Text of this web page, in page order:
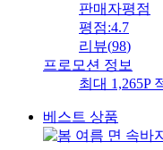
판매자평점
평점:4.7
리뷰(98)
프로모션 정보
최대 1,265P
베스트 상품